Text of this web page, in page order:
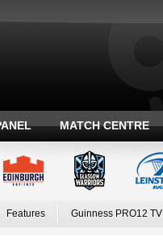
MATCH CENTRE
Features Guinness PRO12 TV